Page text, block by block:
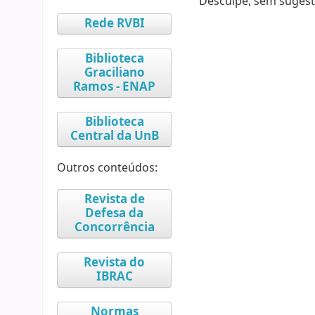
Rede RVBI
Biblioteca
Graciliano
Ramos - ENAP
Biblioteca
Central da UnB
Outros conteúdos:
Revista de
Defesa da
Concorrência
Revista do
IBRAC